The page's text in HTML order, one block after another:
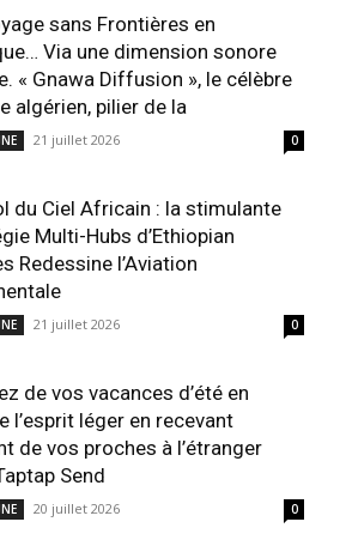
sans Frontières en
Via une dimension sonore
« Gnawa Diffusion », le célèbre
algérien, pilier de la
21 juillet 2026 0
du Ciel Africain : la stimulante
Multi-Hubs d’Ethiopian
Redessine l’Aviation
21 juillet 2026 0
de vos vacances d’été en
l’esprit léger en recevant
de vos proches à l’étranger
Send
20 juillet 2026 0